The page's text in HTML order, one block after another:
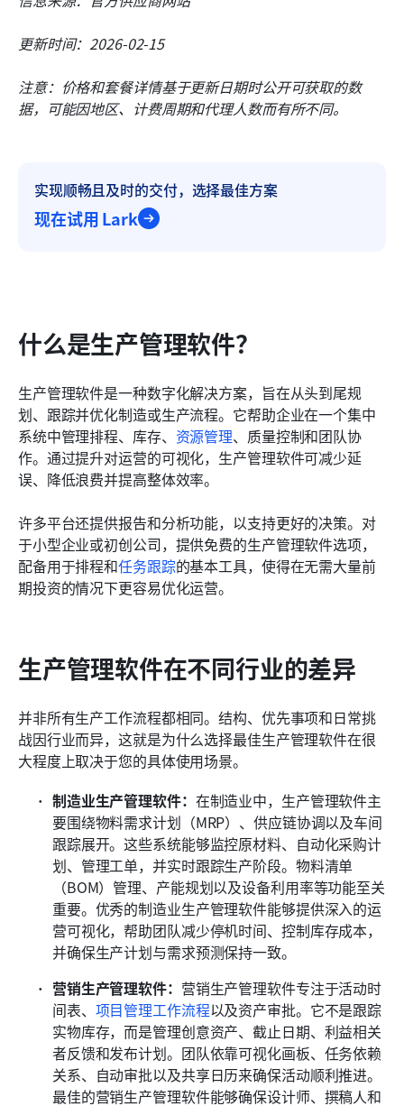
更新时间：2026-02-15
注意：价格和套餐详情基于更新日期时公开可获取的数
据，可能因地区、计费周期和代理人数而有所不同。
实现顺畅且及时的交付，选择最佳方案
现在试用 Lark
什么是生产管理软件？
生产管理软件是一种数字化解决方案，旨在从头到尾规
划、跟踪并优化制造或生产流程。它帮助企业在一个集中
系统中管理排程、库存、 资源管理、质量控制和团队协
作。通过提升对运营的可视化，生产管理软件可减少延
误、降低浪费并提高整体效率。
许多平台还提供报告和分析功能，以支持更好的决策。对
于小型企业或初创公司，提供免费的生产管理软件选项，
配备用于排程和任务跟踪的基本工具，使得在无需大量前
期投资的情况下更容易优化运营。
生产管理软件在不同行业的差异
并非所有生产工作流程都相同。结构、优先事项和日常挑
战因行业而异，这就是为什么选择最佳生产管理软件在很
大程度上取决于您的具体使用场景。
制造业生产管理软件： 在制造业中，生产管理软件主
要围绕物料需求计划（MRP）、供应链协调以及车间
跟踪展开。这些系统能够监控原材料、自动化采购计
划、管理工单，并实时跟踪生产阶段。物料清单
（BOM）管理、产能规划以及设备利用率等功能至关
重要。优秀的制造业生产管理软件能够提供深入的运
营可视化，帮助团队减少停机时间、控制库存成本，
并确保生产计划与需求预测保持一致。
营销生产管理软件： 营销生产管理软件专注于活动时
间表、 项目管理工作流程以及资产审批。它不是跟踪
实物库存，而是管理创意资产、截止日期、利益相关
者反馈和发布计划。团队依靠可视化画板、任务依赖
关系、自动审批以及共享日历来确保活动顺利推进。
最佳的营销生产管理软件能够确保设计师、撰稿人和